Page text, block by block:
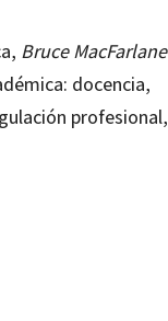
Bruce MacFarlane
docencia,
profesional,